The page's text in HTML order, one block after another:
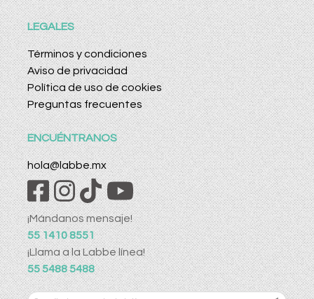
LEGALES
Términos y condiciones
Aviso de privacidad
Política de uso de cookies
Preguntas frecuentes
ENCUÉNTRANOS
hola@labbe.mx
¡Mándanos mensaje!
55 1410 8551
¡Llama a la Labbe línea!
55 5488 5488